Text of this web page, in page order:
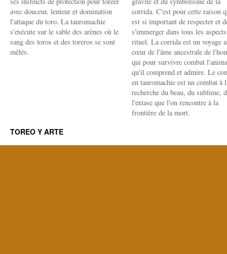
avec douceur, lenteur et domination
l'attaque du toro. La tauromachie
s'exécute sur le sable des arènes où le
sang des toros et des toreros se sont
mêlés.
corrida. C'est pour cette raison
est si important de respecter et
s'immerger dans tous les
rituel. La corrida est un voyage
cœur de l'âme ancestrale de
qui pour survivre combat
qu'il comprend et admire. Le
en tauromachie est un combat à
recherche du beau, du sublime,
l'extase que l'on rencontre à la
frontière de la mort.
TOREO Y ARTE